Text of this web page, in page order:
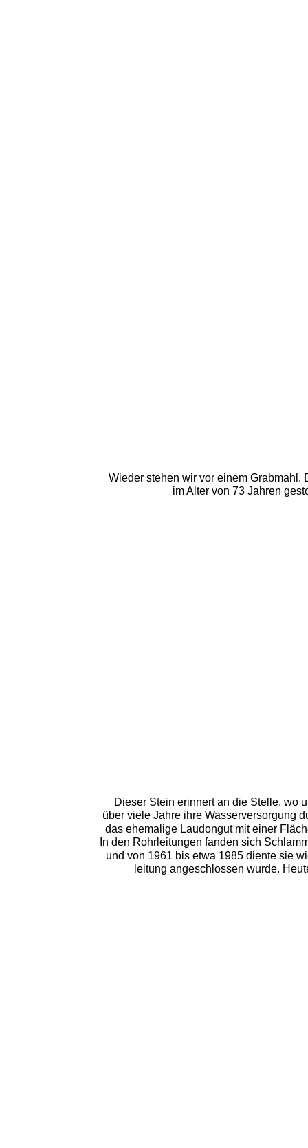
Wieder stehen wir vor einem
im Alter von 73 Jahren
Dieser Stein erinnert an die Stelle,
über viele Jahre ihre Wasserversorgung
das ehemalige Laudongut mit einer
In den Rohrleitungen fanden sich
und von 1961 bis etwa 1985 diente sie
leitung angeschlossen wurde.